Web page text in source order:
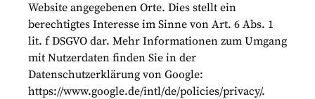
Website angegebenen Orte. Dies stellt ein
berechtigtes Interesse im Sinne von Art. 6 Abs. 1
lit. f DSGVO dar. Mehr Informationen zum Umgang
mit Nutzerdaten finden Sie in der
Datenschutzerklärung von Google:
https://www.google.de/intl/de/policies/privacy/.